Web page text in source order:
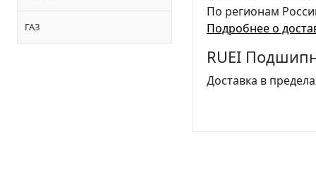
ГАЗ
По регионам
Подробнее о
RUEI
Доставка в